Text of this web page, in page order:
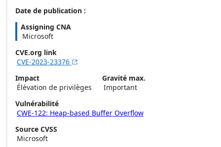
Date de publication :
Assigning CNA
Microsoft
CVE.org link
CVE-2023-23376 
Impact
Élévation de privilèges
Gravité max.
Important
Vulnérabilité
CWE-122: Heap-based Buffer Overflow
Source CVSS
Microsoft